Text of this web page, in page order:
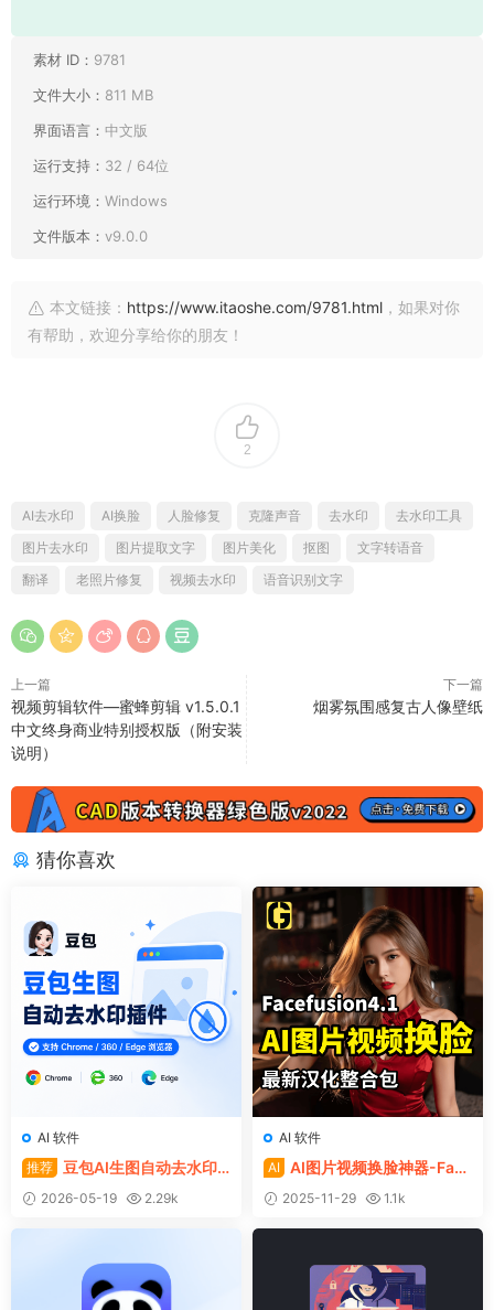
素材 ID： 9781
文件大小： 811 MB
界面语言： 中文版
运行支持： 32 / 64位
运行环境： Windows
文件版本： v9.0.0
本文链接： https://www.itaoshe.com/9781.html ，如果对你
有帮助，欢迎分享给你的朋友！
2
AI去水印 AI换脸 人脸修复 克隆声音 去水印
去水印工具
图片去水印
图片提取文字 图片美化 抠图
文字转语音
翻译
老照片修复 视频去水印 语音识别文字
上一篇
视频剪辑软件—蜜蜂剪辑 v1.5.0.1
中文终身商业特别授权版（附安装
说明）
下一篇
烟雾氛围感复古人像壁纸
猜你喜欢
AI 软件
推荐 豆包AI生图自动去水印
插件，支持Chrome/360/Edg
e浏览器
2026-05-19 2.29k
AI 软件
AI AI图片视频换脸神器-Face
fusion4.1最新汉化整合包
2025-11-29 1.1k